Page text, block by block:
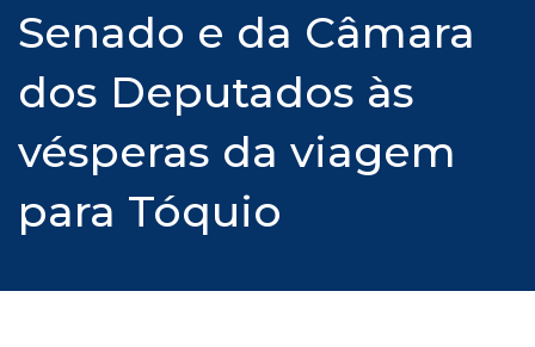
Senado e da Câmara
dos Deputados às
vésperas da viagem
para Tóquio